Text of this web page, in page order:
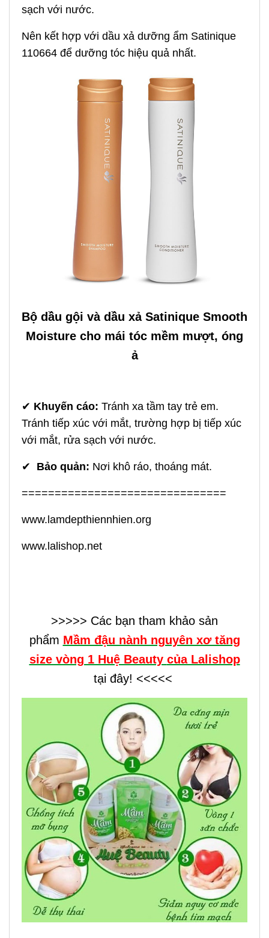
sạch với nước.
Nên kết hợp với dầu xả dưỡng ẩm Satinique
110664 để dưỡng tóc hiệu quả nhất.
Bộ dầu gội và dầu xả Satinique Smooth
Moisture cho mái tóc mềm mượt, óng
ả
✔ Khuyến cáo: Tránh xa tầm tay trẻ em.
Tránh tiếp xúc với mắt, trường hợp bị tiếp xúc
với mắt, rửa sạch với nước.
✔ Bảo quản: Nơi khô ráo, thoáng mát.
===============================
www.lamdepthiennhien.org
www.lalishop.net
>>>>> Các bạn tham khảo sản
phẩm Mầm đậu nành nguyên xơ tăng
size vòng 1 Huệ Beauty của Lalishop
tại đây! <<<<<